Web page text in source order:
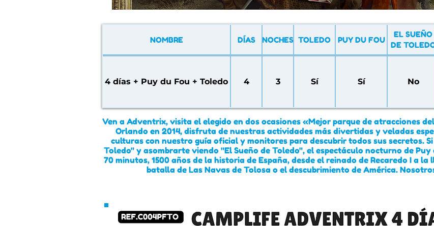
NOMBRE DÍAS NOCHES TOLEDO PUY DU FOU
EL SUEÑO
DE
4 días + Puy du Fou + Toledo 4 3 Sí Sí No
Ven a Adventrix, visita el elegido en dos ocasiones «Mejor parque de atracciones
Orlando en 2014, disfruta de nuestras actividades más divertidas y veladas
culturas con nuestro guía oficial y monitores para descubrir todos sus secretos.
Toledo" y asombrarte viendo "El Sueño de Toledo", el espectáculo nocturno de
70 minutos, 1500 años de la historia de España, desde el reinado de Recaredo I a
batalla de Las Navas de Tolosa o el descubrimiento de América.